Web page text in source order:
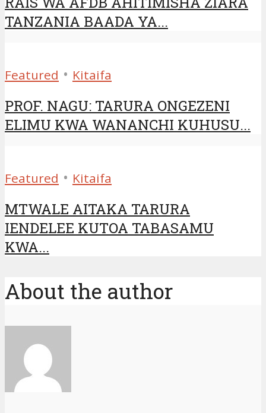
TANZANIA BAADA YA...
Featured • Kitaifa
PROF. NAGU: TARURA ONGEZENI
ELIMU KWA WANANCHI KUHUSU...
Featured • Kitaifa
MTWALE AITAKA TARURA
IENDELEE KUTOA TABASAMU
KWA...
About the author